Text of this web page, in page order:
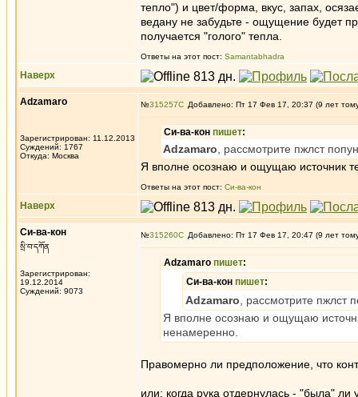
тепло") и цвет/форма, вкус, запах,
ведану не забудьте - ощущение будет
получается "голого" тепла.
Ответы на этот пост: Samantabhadra
Наверх
Adzamaro
Зарегистрирован: 11.12.2013
Суждений: 1767
Откуда: Москва
№315257 Добавлено: Пт 17 Фев 17, 20:37 (9 лет
Си-ва-кон пишет:
Adzamaro , рассмотрите пжлст
Я вполне осознаю и ощущаю источник
Ответы на этот пост: Си-ва-кон
Наверх
Си-ва-кон
སྲི་བ་དཀོན
Зарегистрирован:
19.12.2014
Суждений: 9073
№315260 Добавлено: Пт 17 Фев 17, 20:47 (9 лет
Adzamaro пишет:
Си-ва-кон пишет:
Adzamaro , рассмотрите пжлст
Я вполне осознаю и ощущаю
ненамеренно.
Правомерно ли предположение, что
или: когда рука отдернулась - "была" ли